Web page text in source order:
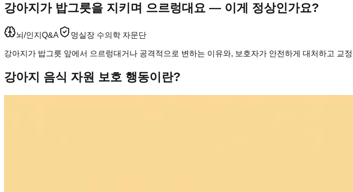
강아지가 밥그릇을 지키며 으르렁대요 — 이게 정상인가요?
뇌/인지 Q&A 멍실장 수의학 자문단
강아지가 밥그릇 앞에서 으르렁대거나 공격적으로 변하는 이유와, 보호자가 안전하게 대처하고 교
강아지 음식 자원 보호 행동이란?